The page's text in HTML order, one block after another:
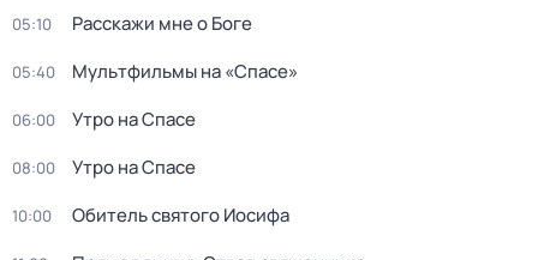
05:10 Расскажи мне о Боге
05:40 Мультфильмы на «Спасе»
06:00 Утро на Спасе
08:00 Утро на Спасе
10:00 Обитель святого Иосифа